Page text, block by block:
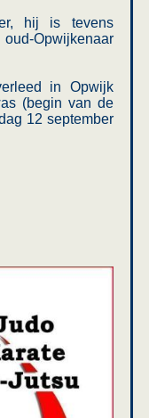
hij is tevens
Opwijkenaar
in Opwijk
(begin van de
12 september